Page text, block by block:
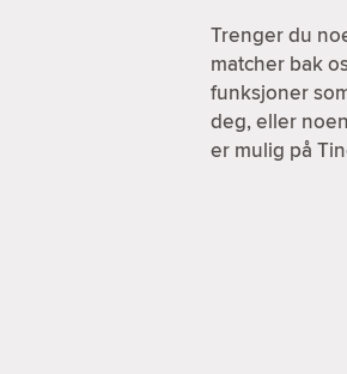
Trenger du
matcher bak
funksjoner
deg, eller
er mulig på